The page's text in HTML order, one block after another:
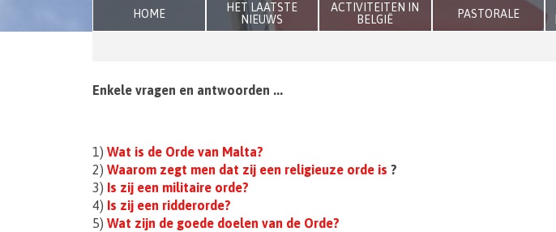
HOME
HET LAATSTE
NIEUWS
ACTIVITEITEN IN
BELGIË
PASTORALE
Enkele vragen en antwoorden ...
1) Wat is de Orde van Malta?
2) Waarom zegt men dat zij een religieuze orde is ?
3) Is zij een militaire orde?
4) Is zij een ridderorde?
5) Wat zijn de goede doelen van de Orde?